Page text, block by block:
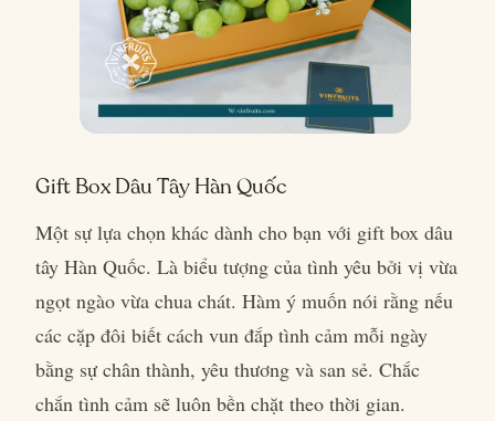
Gift Box Dâu Tây Hàn Quốc
Một sự lựa chọn khác dành cho bạn với gift box dâu
tây Hàn Quốc. Là biểu tượng của tình yêu bởi vị vừa
ngọt ngào vừa chua chát. Hàm ý muốn nói rằng nếu
các cặp đôi biết cách vun đắp tình cảm mỗi ngày
bằng sự chân thành, yêu thương và san sẻ. Chắc
chắn tình cảm sẽ luôn bền chặt theo thời gian.